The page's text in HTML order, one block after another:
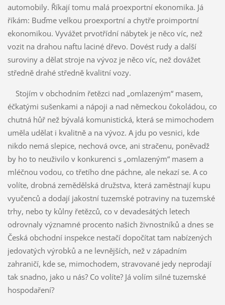
automobily. Říkají tomu malá proexportní ekonomika. Já
říkám: Buďme velkou proexportní a chytře proimportní
ekonomikou. Vyvážet prvotřídní nábytek je něco víc, než
vozit na drahou naftu laciné dřevo. Dovést rudy a další
suroviny a dělat stroje na vývoz je něco víc, než dovážet
středně drahé středně kvalitní vozy.
Stojím v obchodním řetězci nad „omlazeným“ masem,
éčkatými sušenkami a nápoji a nad německou čokoládou, co
chutná hůř než bývalá komunistická, která se mimochodem
uměla udělat i kvalitně a na vývoz. A jdu po vesnici, kde
nikdo nemá slepice, nechová ovce, ani stračenu, poněvadž
by ho to neuživilo v konkurenci s „omlazeným“ masem a
mléčnou vodou, co třetího dne páchne, ale nekazí se. A co
volíte, drobná zemědělská družstva, která zaměstnají kupu
vyučenců a dodají jakostní tuzemské potraviny na tuzemské
trhy, nebo ty kůlny řetězců, co v devadesátých letech
odrovnaly významné procento našich živnostníků a dnes se
Česká obchodní inspekce nestačí dopočítat tam nabízených
jedovatých výrobků a ne levnějších, než v západním
zahraničí, kde se, mimochodem, stravované jedy neprodají
tak snadno, jako u nás? Co volíte? Já volím silné tuzemské
hospodaření?